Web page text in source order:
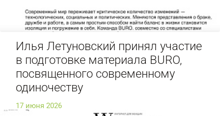
Илья Летуновский принял участие
в подготовке материала BURO,
посвященного современному
одиночеству
17 июня 2026